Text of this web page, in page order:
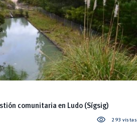
comunitaria en Ludo (Sígsig)
visibility 293 vistas